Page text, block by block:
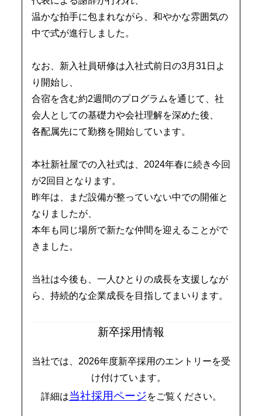
温かな拍手に包まれながら、 和やかな雰囲気の
中で式が進行しました。
なお、新入社員研修は入社式前日の3月31日よ
り開始し、
合宿を含む約2週間のプログラムを通じて、 社
会人としての基礎力や会社理解を深めた後、
各配属先にて勤務を開始しています。
本社新社屋での入社式は、 2024年春に続き今回
が2回目となります。
昨年は、まだ設備が整っていない中での開催と
なりましたが、
本年も同じ場所で新たな仲間を迎えることがで
きました。
当社は今後も、一人ひとりの成長を支援しなが
ら、 持続的な企業成長を目指してまいります。
新卒採用情報
当社では、 2026年度新卒採用のエントリーを受
け付けています。
詳細は当社採用ページをご覧ください。